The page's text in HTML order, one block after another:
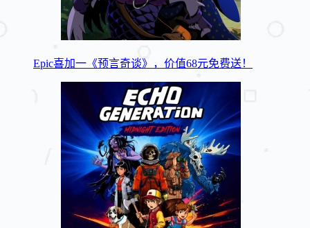
Epic喜加一《预言奇谈》，价值68元免费送！